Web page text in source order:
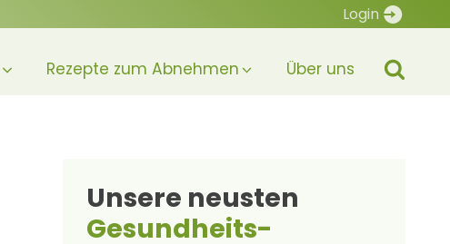
Login
Rezepte zum Abnehmen Über uns
Unsere neusten
Gesundheits-